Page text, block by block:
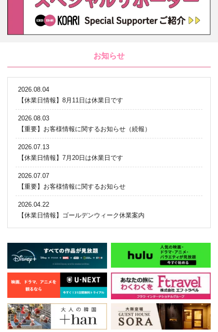
お知らせ
2026.08.04
【休業日情報】8月11日は休業日です
2026.08.03
【重要】お客様情報に関するお知らせ（続報）
2026.07.13
【休業日情報】7月20日は休業日です
2026.07.07
【重要】お客様情報に関するお知らせ
2026.04.22
【休業日情報】ゴールデンウィーク休業案内